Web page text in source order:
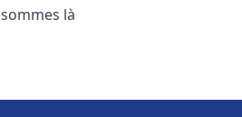
sommes là